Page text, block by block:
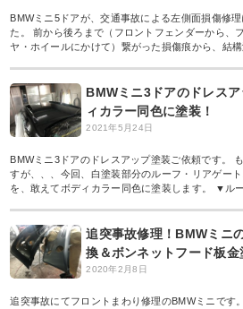
BMWミニ5ドアが、交通事故による左側面損傷修
た。 前から後ろまで（フロントフェンダーから、
ヤ・ホイールにかけて）繋がった損傷痕から、結
BMWミニ3ドアのドレス
ィカラー同色に塗装！
2021年5月24日
BMWミニ3ドアのドレスアップ塗装ご依頼です。
すが、、、今回、白塗装部分のルーフ・リアゲー
を、敢えてボディカラー同色に塗装します。 ▼ルー
追突事故修理！BMWミニ
換＆ボンネットフード板金
2020年2月8日
追突事故にてフロントまわり修理のBMWミニです